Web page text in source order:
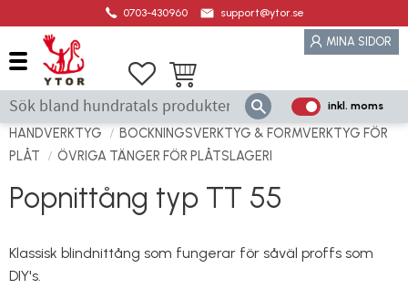
0703-430960 support@ytor.se
MINA SIDOR
Favoriter
Kundvagn
P
ri
s
inkl. moms
HANDVERKTYG
BOCKNINGSVERKTYG & FORMVERKTYG FÖR
PLÅT
ÖVRIGA TÄNGER FÖR PLÅTSLAGERI
Popnittång typ TT 55
Klassisk blindnittång som fungerar för såväl proffs som
DIY's.